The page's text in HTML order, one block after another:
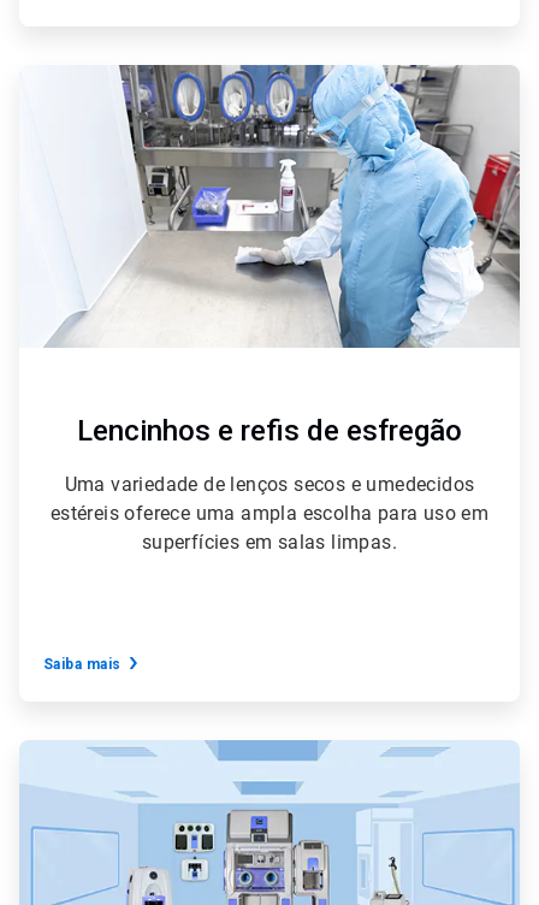
ArticleTile
4
de
6
Lencinhos e refis de esfregão
Uma variedade de lenços secos e umedecidos
estéreis oferece uma ampla escolha para uso em
superfícies em salas limpas.
Saiba mais
ArticleTile
de